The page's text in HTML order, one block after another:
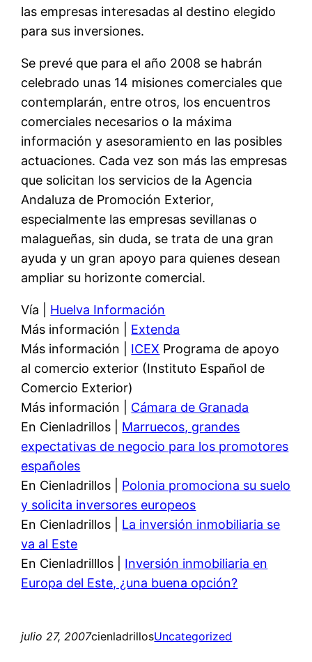
las empresas interesadas al destino elegido
para sus inversiones.
Se prevé que para el año 2008 se habrán
celebrado unas 14 misiones comerciales que
contemplarán, entre otros, los encuentros
comerciales necesarios o la máxima
información y asesoramiento en las posibles
actuaciones. Cada vez son más las empresas
que solicitan los servicios de la Agencia
Andaluza de Promoción Exterior,
especialmente las empresas sevillanas o
malagueñas, sin duda, se trata de una gran
ayuda y un gran apoyo para quienes desean
ampliar su horizonte comercial.
Vía | Huelva Información
Más información | Extenda
Más información | ICEX Programa de apoyo
al comercio exterior (Instituto Español de
Comercio Exterior)
Más información | Cámara de Granada
En Cienladrillos | Marruecos, grandes
expectativas de negocio para los promotores
españoles
En Cienladrillos | Polonia promociona su suelo
y solicita inversores europeos
En Cienladrillos | La inversión inmobiliaria se
va al Este
En Cienladrilllos | Inversión inmobiliaria en
Europa del Este, ¿una buena opción?
julio 27, 2007cienladrillosUncategorized